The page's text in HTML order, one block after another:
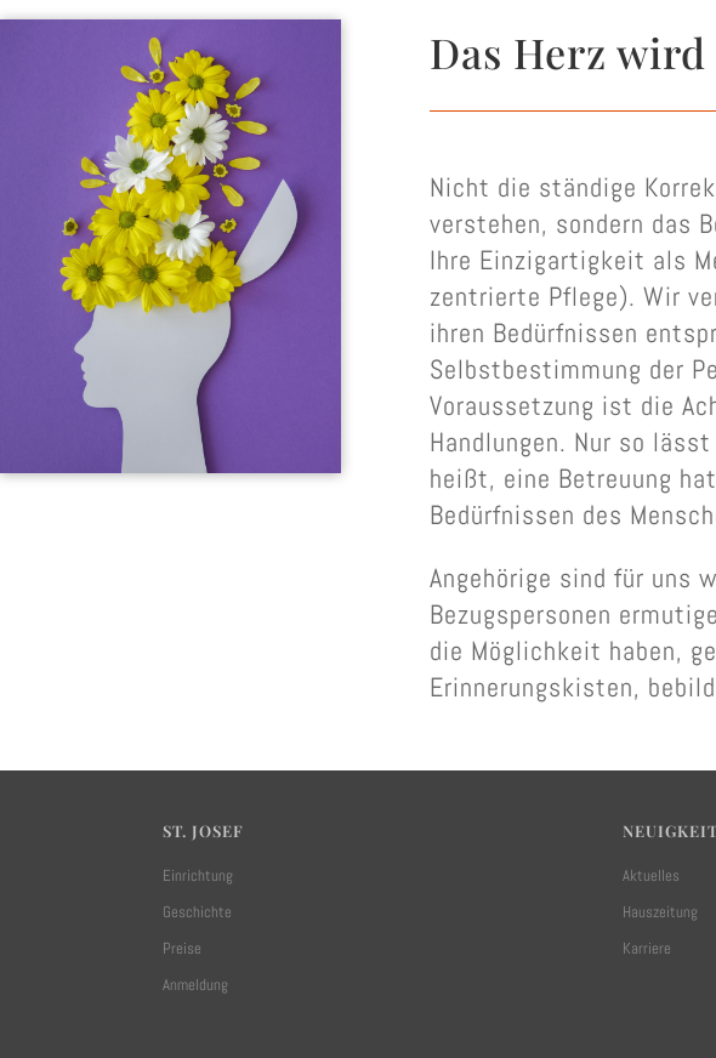
Das Herz
Nicht die ständige
verstehen, sondern das
Ihre Einzigartigkeit als
zentrierte Pflege). Wir
ihren Bedürfnissen
Selbstbestimmung der
Voraussetzung ist die
Handlungen. Nur so
heißt, eine Betreuung
Bedürfnissen des
Angehörige sind für uns
Bezugspersonen
die Möglichkeit haben,
Erinnerungskisten,
ST. JOSEF
Einrichtung
Geschichte
Preise
Anmeldung
Aktuelles
Hauszeitung
Karriere